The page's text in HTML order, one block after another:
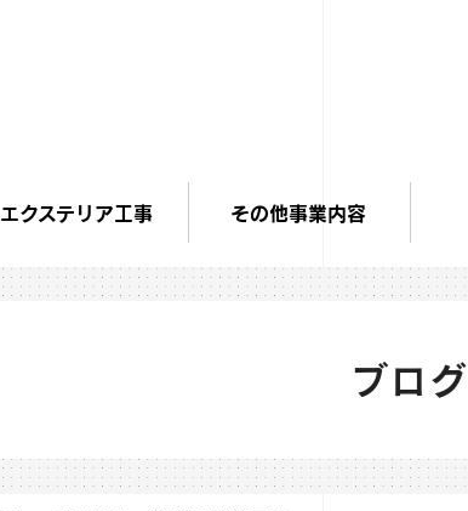
エクステリア工事 その他事業内容
ブログ